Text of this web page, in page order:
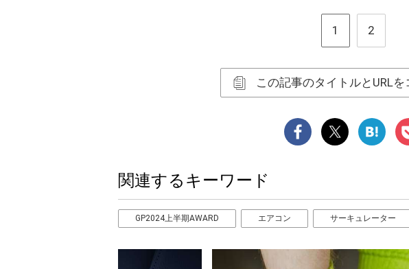
1 2
この記事のタイトルとURLを
関連するキーワード
GP2024上半期AWARD エアコン サーキュレーター